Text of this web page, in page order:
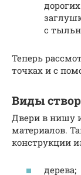
с
Теперь
точках и с
Виды
Двери в нишу
материалов.
конструкции
дерева;